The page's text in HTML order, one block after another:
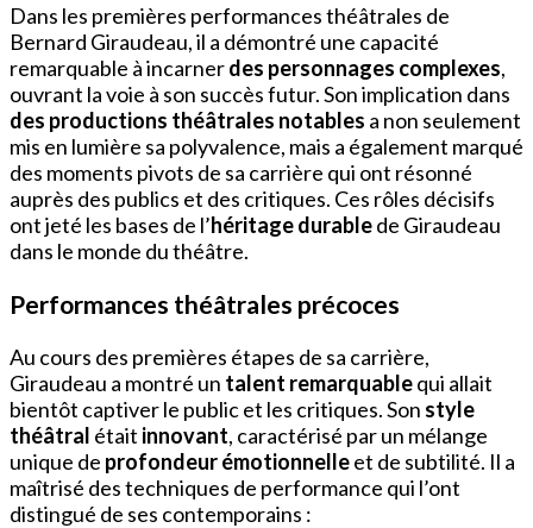
Dans les premières performances théâtrales de
Bernard Giraudeau, il a démontré une capacité
remarquable à incarnerdes personnages complexes,
ouvrant la voie à son succès futur. Son implication dans
des productions théâtrales notables a non seulement
mis en lumière sa polyvalence, mais a également marqué
des moments pivots de sa carrière qui ont résonné
auprès des publics et des critiques. Ces rôles décisifs
ont jeté les bases de l’héritage durablede Giraudeau
dans le monde du théâtre.
Performances théâtrales précoces
Au cours des premières étapes de sa carrière,
Giraudeau a montré un talent remarquablequi allait
bientôt captiver le public et les critiques. Son style
théâtral était innovant, caractérisé par un mélange
unique de profondeur émotionnelleet de subtilité. Il a
maîtrisé des techniques de performance qui l’ont
distingué de ses contemporains :